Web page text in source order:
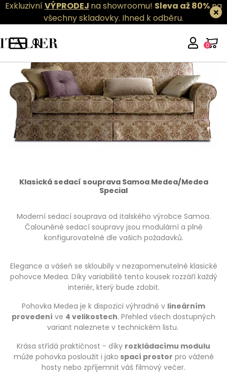
ExkluzivníVÝPRODEJ na showroomu! Sleva až 80%na
všechny skladovky. Ihned k odběru.
0
Klasická sedací souprava Samoa Medea/Medea
Special
Moderní sedací souprava od italského výrobce Samoa.
Čalouněné sedací soupravy jsou modulární a plně
konfigurovatelné dle vašich požadavků.
Elegance a vášeň se skloubily v nezapomenutelné klasické
pohovce Medea. Díky variabilitě tento kousek rozzáří každý
interiér, který bude zdobit.
Pohovka Medea je k dispozici výhradně v lineárním
provedení ve 4 velikostech. Přehled všech dostupných
variant naleznete v technickém listu.
Krása střídá praktičnost - díky rozkládacímu modulu
může pohovka posloužit i jako spací prostor pro vážené
hosty nebo zpříjemnit váš filmový večer.